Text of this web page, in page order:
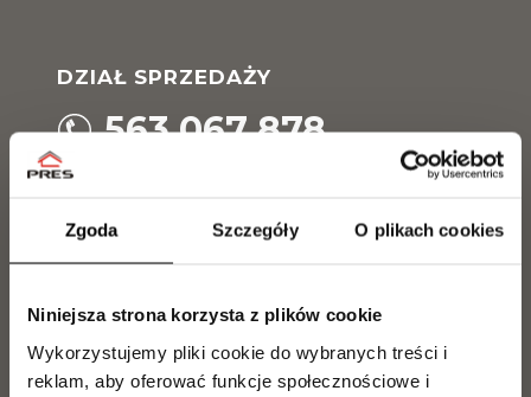
Zgoda Szczegóły O plikach cookies
Niniejsza strona korzysta z plików cookie
Wykorzystujemy pliki cookie do wybranych treści i
reklam, aby oferować funkcje społecznościowe i
DZIAŁ SPRZEDAŻY
563 067 878
Zainteresowany zakupem lub rezerwacją mieszkania?
mieszkania.
Jarosław Makowiecki
j.makowiecki@pres.com.pl